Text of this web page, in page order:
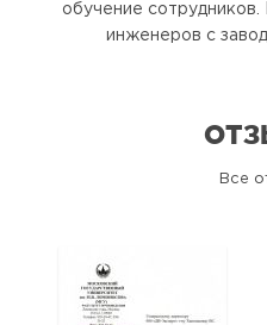
обучение
инженеров с
Все